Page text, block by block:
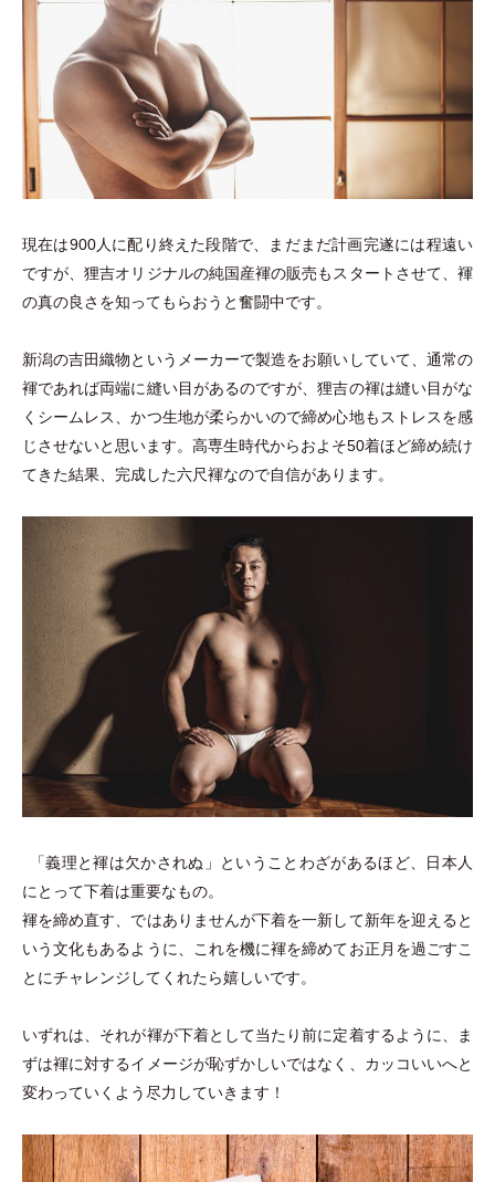
現在は900人に配り終えた段階で、まだまだ計画完遂には程遠い
ですが、狸吉オリジナルの純国産褌の販売もスタートさせて、褌
の真の良さを知ってもらおうと奮闘中です。
新潟の吉田織物というメーカーで製造をお願いしていて、通常の
褌であれば両端に縫い目があるのですが、狸吉の褌は縫い目がな
くシームレス、かつ生地が柔らかいので締め心地もストレスを感
じさせないと思います。高専生時代からおよそ50着ほど締め続け
てきた結果、完成した六尺褌なので自信があります。
「義理と褌は欠かされぬ 」
ということわざがあるほど、日本人
にとって下着は重要なもの。
褌を締め直す、ではありませんが下着を一新して新年を迎えると
いう文化もあるように、これを機に褌を締めてお正月を過ごすこ
とにチャレンジしてくれたら嬉しいです。
いずれは、それが褌が下着として当たり前に定着するように、ま
ずは褌に対するイメージが恥ずかしいではなく、カッコいいへと
変わっていくよう尽力していきます！